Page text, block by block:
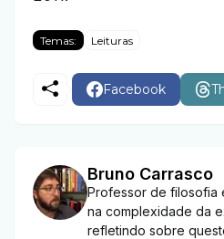
Temas: Leituras
Facebook
Bruno Carrasco
Professor de filosofia
na complexidade da
refletindo sobre